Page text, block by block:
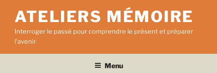
contenu
principal
ATELIERS MÉMOIRE
Interroger le passé pour comprendre le présent et préparer
l'avenir
Menu